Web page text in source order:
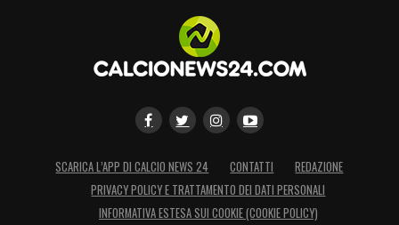
SCARICA L’APP DI CALCIO NEWS 24 CONTATTI
REDAZIONE
PRIVACY POLICY E TRATTAMENTO DEI DATI PERSONALI
INFORMATIVA ESTESA SUI COOKIE (COOKIE POLICY)